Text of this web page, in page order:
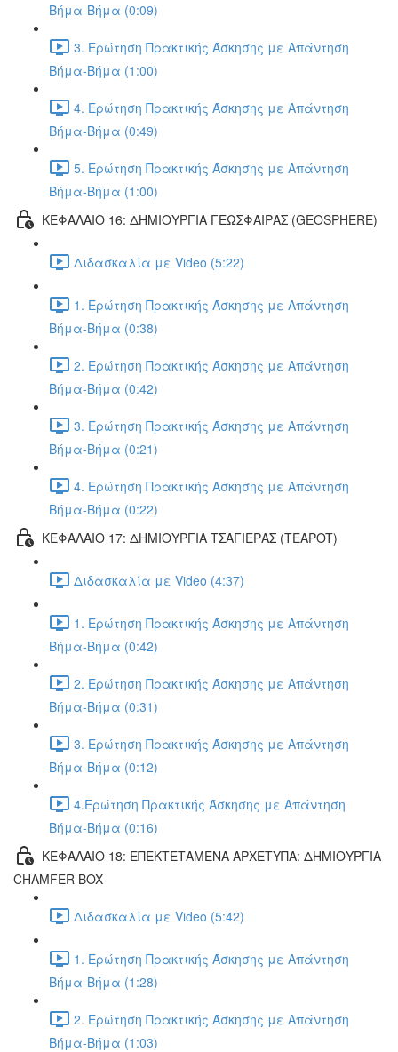
Βήμα-Βήμα (0:09)
3. Ερώτηση Πρακτικής Άσκησης με Απάντηση
Βήμα-Βήμα (1:00)
4. Ερώτηση Πρακτικής Άσκησης με Απάντηση
Βήμα-Βήμα (0:49)
5. Ερώτηση Πρακτικής Άσκησης με Απάντηση
Βήμα-Βήμα (1:00)
ΚΕΦΑΛΑΙΟ 16: ΔΗΜΙΟΥΡΓΙΑ ΓΕΩΣΦΑΙΡΑΣ (GEOSPHERE)
Διδασκαλία με Video (5:22)
1. Ερώτηση Πρακτικής Άσκησης με Απάντηση
Βήμα-Βήμα (0:38)
2. Ερώτηση Πρακτικής Άσκησης με Απάντηση
Βήμα-Βήμα (0:42)
3. Ερώτηση Πρακτικής Άσκησης με Απάντηση
Βήμα-Βήμα (0:21)
4. Ερώτηση Πρακτικής Άσκησης με Απάντηση
Βήμα-Βήμα (0:22)
ΚΕΦΑΛΑΙΟ 17: ΔΗΜΙΟΥΡΓΙΑ ΤΣΑΓΙΕΡΑΣ (TEAPOT)
Διδασκαλία με Video (4:37)
1. Ερώτηση Πρακτικής Άσκησης με Απάντηση
Βήμα-Βήμα (0:42)
2. Ερώτηση Πρακτικής Άσκησης με Απάντηση
Βήμα-Βήμα (0:31)
3. Ερώτηση Πρακτικής Άσκησης με Απάντηση
Βήμα-Βήμα (0:12)
4.Ερώτηση Πρακτικής Άσκησης με Απάντηση
Βήμα-Βήμα (0:16)
ΚΕΦΑΛΑΙΟ 18: ΕΠΕΚΤΕΤΑΜΕΝΑ ΑΡΧΕΤΥΠΑ: ΔΗΜΙΟΥΡΓΙΑ
CHAMFER BOX
Διδασκαλία με Video (5:42)
1. Ερώτηση Πρακτικής Άσκησης με Απάντηση
Βήμα-Βήμα (1:28)
2. Ερώτηση Πρακτικής Άσκησης με Απάντηση
Βήμα-Βήμα (1:03)